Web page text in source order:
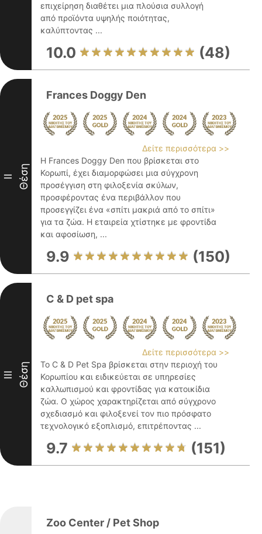
επιχείρηση διαθέτει μια πλούσια συλλογή
από προϊόντα υψηλής ποιότητας,
καλύπτοντας ...
10.0 (48)
II Θέση
Frances Doggy Den
Δείτε περισσότερα >>
Η Frances Doggy Den που βρίσκεται στο
Κορωπί, έχει διαμορφώσει μια σύγχρονη
προσέγγιση στη φιλοξενία σκύλων,
προσφέροντας ένα περιβάλλον που
προσεγγίζει ένα «σπίτι μακριά από το σπίτι»
για τα ζώα. Η εταιρεία χτίστηκε με φροντίδα
και αφοσίωση, ...
9.9 (150)
III Θέση
C & D pet spa
Δείτε περισσότερα >>
Το C & D Pet Spa βρίσκεται στην περιοχή του
Κορωπίου και ειδικεύεται σε υπηρεσίες
καλλωπισμού και φροντίδας για κατοικίδια
ζώα. Ο χώρος χαρακτηρίζεται από σύγχρονο
σχεδιασμό και φιλοξενεί τον πιο πρόσφατο
τεχνολογικό εξοπλισμό, επιτρέποντας ...
9.7 (151)
Zoo Center / Pet Shop